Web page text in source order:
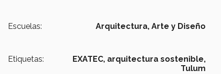
Escuelas: Arquitectura, Arte y Diseño
Etiquetas: EXATEC, arquitectura sostenible,
Tulum